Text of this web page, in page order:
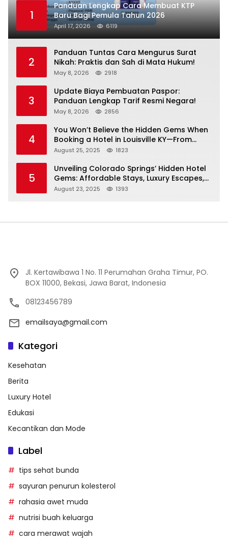
1
Panduan Lengkap Cara Membuat KTP
Baru Bagi Pemula Tahun 2026
April 17, 2026 6119
2
Panduan Tuntas Cara Mengurus Surat
Nikah: Praktis dan Sah di Mata Hukum!
May 8, 2026 2918
3
Update Biaya Pembuatan Paspor:
Panduan Lengkap Tarif Resmi Negara!
May 8, 2026 2856
4
You Won’t Believe the Hidden Gems When
Booking a Hotel in Louisville KY—From
Cheap to Luxe!
August 25, 2025 1823
5
Unveiling Colorado Springs’ Hidden Hotel
Gems: Affordable Stays, Luxury Escapes,
and Everything In Between!
August 23, 2025 1393
Jl. Kertawibawa 1 No. 11 Perumahan Graha Timur, PO.
BOX 11000, Bekasi, Jawa Barat, Indonesia
08123456789
emailsaya@gmail.com
Kategori
Kesehatan
Berita
Luxury Hotel
Edukasi
Kecantikan dan Mode
Label
tips sehat bunda
sayuran penurun kolesterol
rahasia awet muda
nutrisi buah keluarga
cara merawat wajah